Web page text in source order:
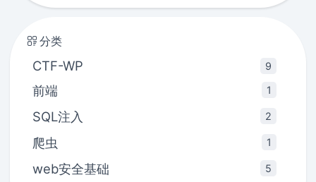
分类
CTF-WP 9
前端 1
SQL注入 2
爬虫 1
web安全基础 5